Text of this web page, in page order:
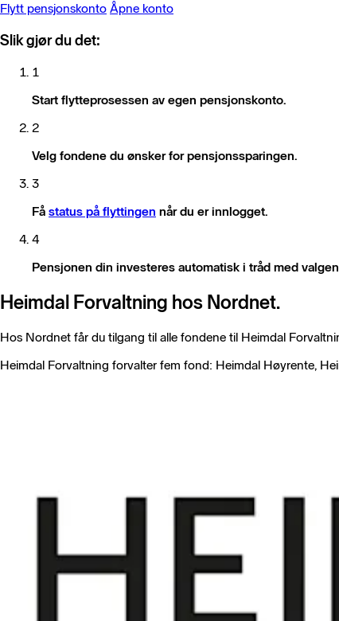
Flytt pensjonskonto Åpne konto
Slik gjør du det:
1
Start flytteprosessen av egen pensjonskonto.
2
Velg fondene du ønsker for pensjonssparingen.
3
Få status på flyttingen når du er innlogget.
4
Pensjonen din investeres automatisk i tråd med
Heimdal Forvaltning hos Nordnet.
Hos Nordnet får du tilgang til alle fondene til Heimdal
Heimdal Forvaltning forvalter fem fond: Heimdal Høyrente,